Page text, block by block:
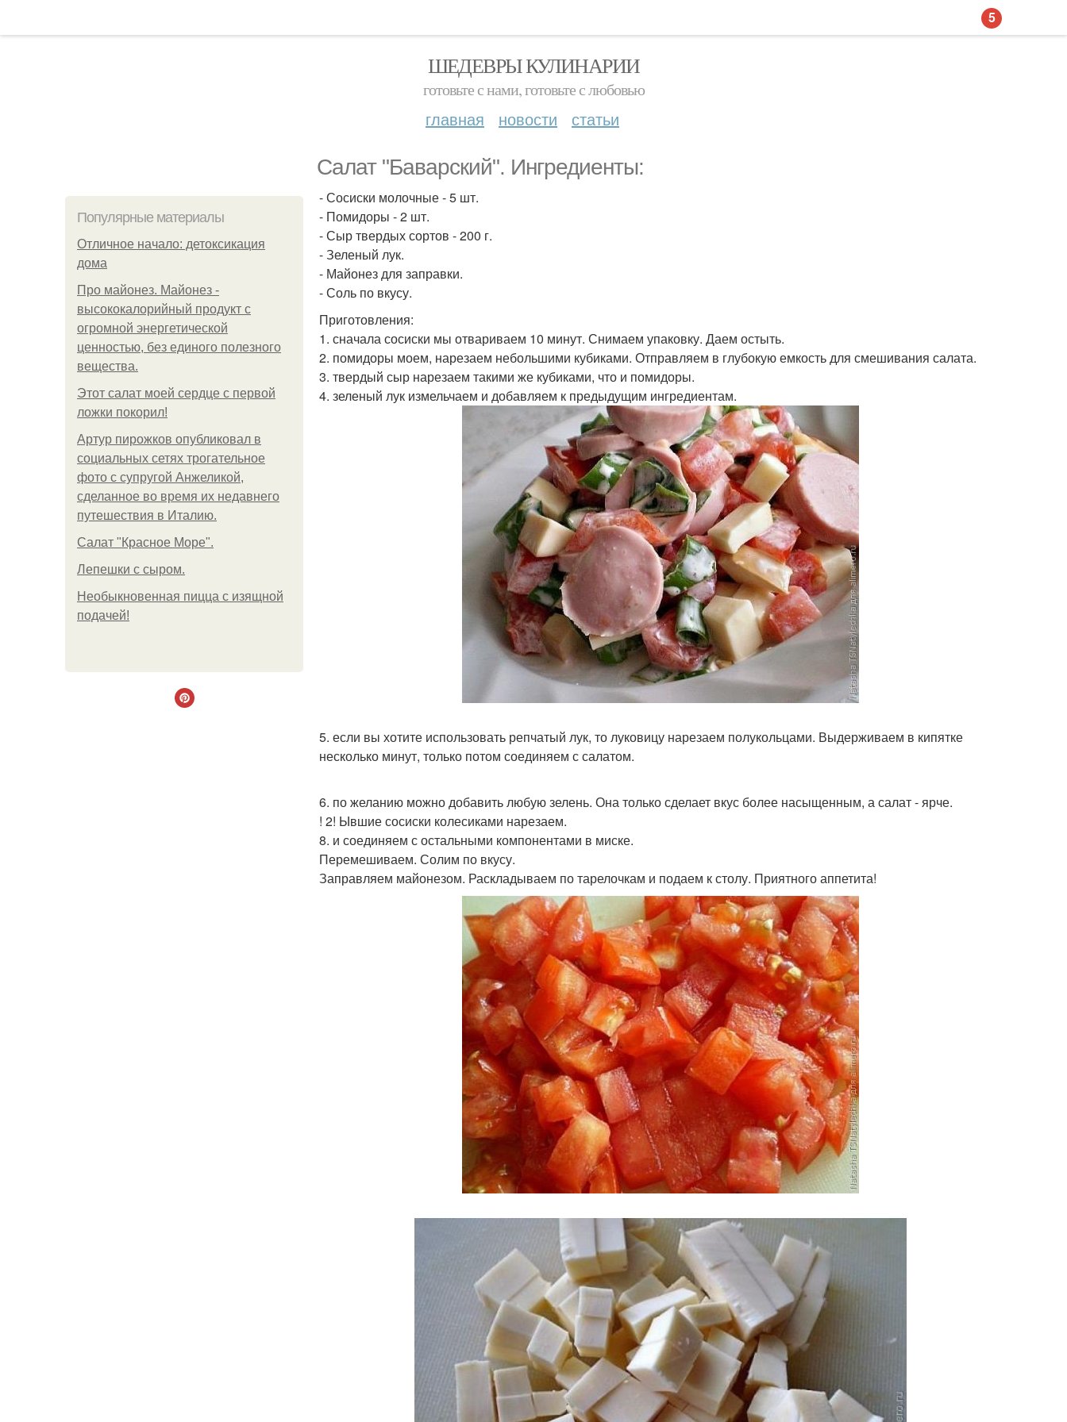
ШЕДЕВРЫ КУЛИНАРИИ
готовьте с нами, готовьте с любовью
главная новости статьи
Салат "Баварский". Ингредиенты:
Популярные материалы
Отличное начало: детоксикация
дома
Про майонез. Майонез -
высококалорийный продукт с
огромной энергетической
ценностью, без единого полезного
вещества.
Этот салат моей сердце с первой
ложки покорил!
Артур пирожков опубликовал в
социальных сетях трогательное
фото с супругой Анжеликой,
сделанное во время их недавнего
путешествия в Италию.
Салат "Красное Море".
Лепешки с сыром.
Необыкновенная пицца с изящной
подачей!
- Сосиски молочные - 5 шт.
- Помидоры - 2 шт.
- Сыр твердых сортов - 200 г.
- Зеленый лук.
- Майонез для заправки.
- Соль по вкусу.
Приготовления:
1. сначала сосиски мы отвариваем 10 минут. Снимаем упаковку. Даем остыть.
2. помидоры моем, нарезаем небольшими кубиками. Отправляем в глубокую емкость для смешивания салата.
3. твердый сыр нарезаем такими же кубиками, что и помидоры.
4. зеленый лук измельчаем и добавляем к предыдущим ингредиентам.
5. если вы хотите использовать репчатый лук, то луковицу нарезаем полукольцами. Выдерживаем в кипятке
несколько минут, только потом соединяем с салатом.
6. по желанию можно добавить любую зелень. Она только сделает вкус более насыщенным, а салат - ярче.
! 2! Ывшие сосиски колесиками нарезаем.
8. и соединяем с остальными компонентами в миске.
Перемешиваем. Солим по вкусу.
Заправляем майонезом. Раскладываем по тарелочкам и подаем к столу. Приятного аппетита!
5